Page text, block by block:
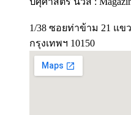
1/38 ซอยท่าข้าม 21 แข
กรุงเทพฯ 10150